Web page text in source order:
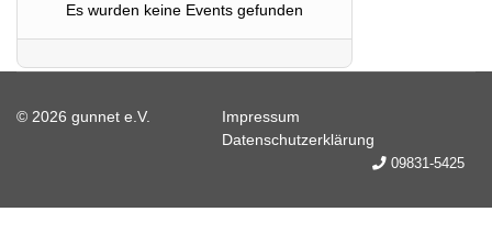
Es wurden keine Events gefunden
© 2026 gunnet e.V.
Impressum
Datenschutzerklärung
09831-5425